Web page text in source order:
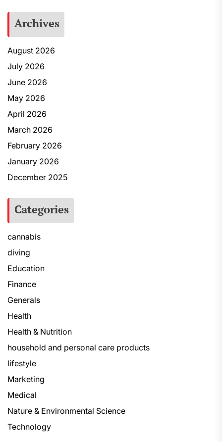
Archives
August 2026
July 2026
June 2026
May 2026
April 2026
March 2026
February 2026
January 2026
December 2025
Categories
cannabis
diving
Education
Finance
Generals
Health
Health & Nutrition
household and personal care products
lifestyle
Marketing
Medical
Nature & Environmental Science
Technology